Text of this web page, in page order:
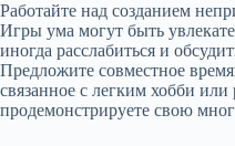
Работайте над созданием
Игры ума могут быть
иногда расслабиться и
Предложите совместное
связанное с легким хобби
продемонстрируете свою